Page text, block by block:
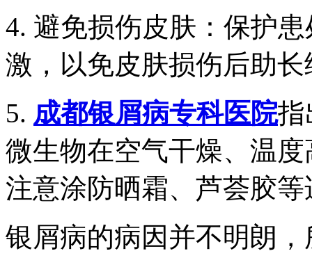
4. 避免损伤皮肤：保护
激，以免皮肤损伤后助
5. 成都银屑病专科医院指
微生物在空气干燥、温
注意涂防晒霜、芦荟胶
银屑病的病因并不明朗